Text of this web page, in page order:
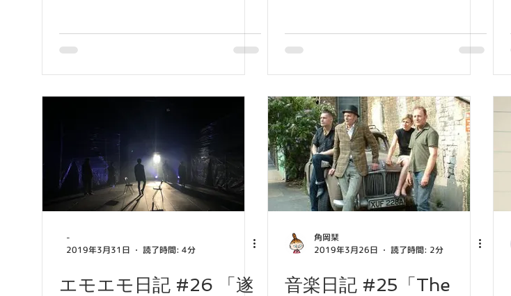
-
2019年3月31日
読了時間: 4分
エモエモ日記 #26 「遂
角岡栞
2019年3月26日
読了時間: 2分
音楽日記 #25「The